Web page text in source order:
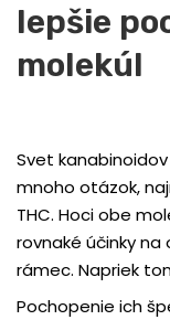
lepšie
molekúl
Svet
mnoho otázok,
THC. Hoci obe
rovnaké účinky na
rámec. Napriek
Pochopenie ich